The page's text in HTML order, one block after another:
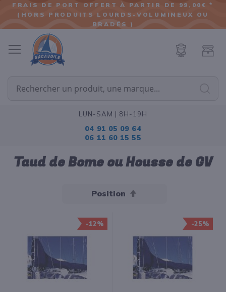
ALLER
AU
FRAIS DE PORT OFFERT À PARTIR DE 99,00€ *
(HORS PRODUITS LOURDS-VOLUMINEUX OU
BRADÉS )
LUN-SAM | 8H-19H
04 91 05 09 64
06 11 60 15 55
Taud de Bome ou Housse de GV
-12% -25%